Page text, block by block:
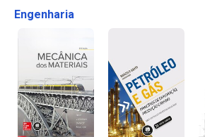
Engenharia